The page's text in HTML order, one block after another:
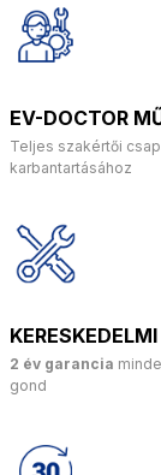
EV-DOCTOR
Teljes szakértői
karbantartásához
2 év garancia
gond